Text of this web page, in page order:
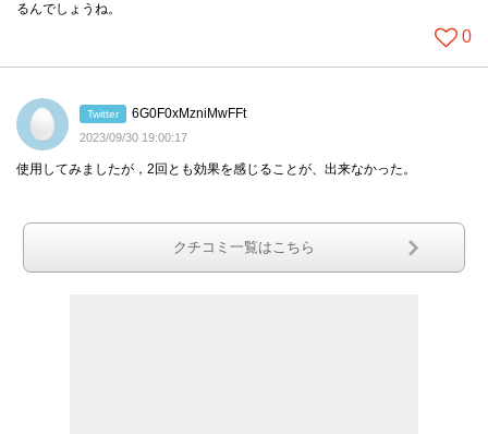
るんでしょうね。
0
Twitter 6G0F0xMzniMwFFt
2023/09/30 19:00:17
使用してみましたが，2回とも効果を感じることが、出来なかった。
クチコミ一覧はこちら